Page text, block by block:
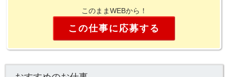
このままWEBから！
この仕事に応募する